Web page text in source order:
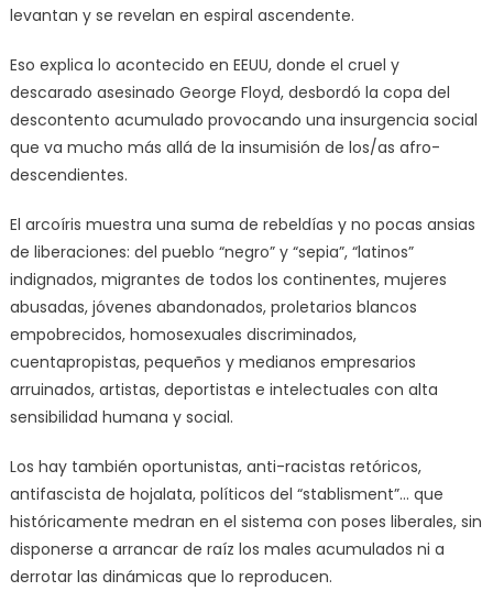
levantan y se revelan en espiral ascendente.
Eso explica lo acontecido en EEUU, donde el cruel y
descarado asesinado George Floyd, desbordó la copa del
descontento acumulado provocando una insurgencia social
que va mucho más allá de la insumisión de los/as afro-
descendientes.
El arcoíris muestra una suma de rebeldías y no pocas ansias
de liberaciones: del pueblo “negro” y “sepia”, “latinos”
indignados, migrantes de todos los continentes, mujeres
abusadas, jóvenes abandonados, proletarios blancos
empobrecidos, homosexuales discriminados,
cuentapropistas, pequeños y medianos empresarios
arruinados, artistas, deportistas e intelectuales con alta
sensibilidad humana y social.
Los hay también oportunistas, anti-racistas retóricos,
antifascista de hojalata, políticos del “stablisment”… que
históricamente medran en el sistema con poses liberales, sin
disponerse a arrancar de raíz los males acumulados ni a
derrotar las dinámicas que lo reproducen.